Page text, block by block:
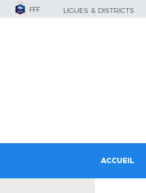
FFF LIGUES & DISTRICTS
ACCUEIL